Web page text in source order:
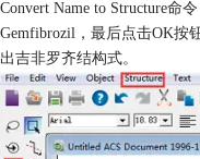
Convert Name to Structure命
Gemfibrozil，最后点击OK按
出吉非罗齐结构式。